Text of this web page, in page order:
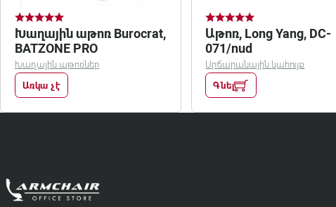
Խաղային աթոռ Burocrat,
BATZONE PRO
Խաղային աթոռներ
Առկա չէ
Աթոռ, Long Yang, DC-
071/nud
Սրճարանային կահույք
Գնել